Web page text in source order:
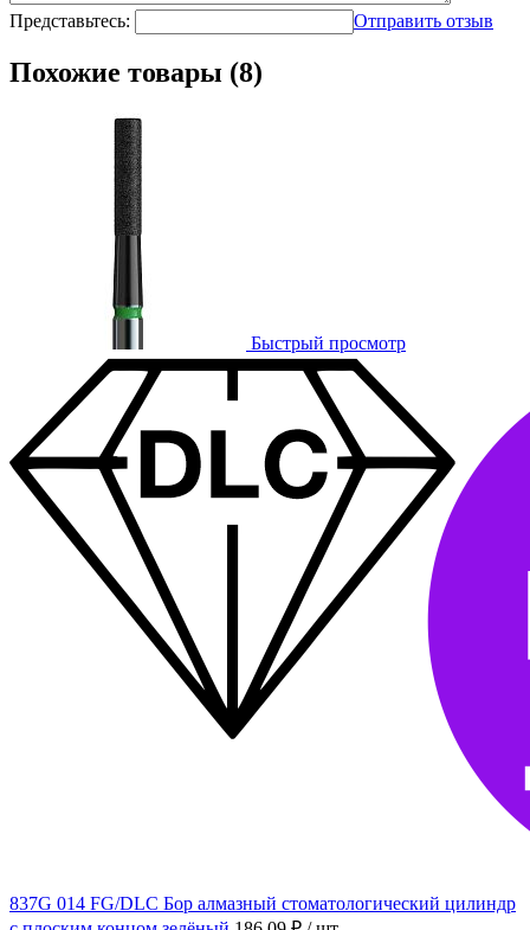
Представьтесь: Отправить отзыв
Похожие товары (8)
Быстрый просмотр
837G 014 FG/DLC Бор алмазный стоматологический цилиндр